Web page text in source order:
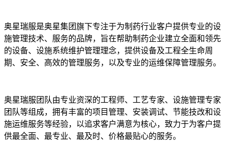
奥星瑞服是奥星集团旗下专注于为制药行业客户提供专业的设
施管理技术、服务的品牌，旨在帮助制药企业建立全面和领先
的设备、设施系统维护管理理念，提供设备及工程全生命周
期、安全、高效的管理服务，以及专业的运维保障管理服务。
奥星瑞服团队由专业资深的工程师、工艺专家、设施管理专家
团队等组成，拥有丰富的项目管理、安装调试、节能技改和设
施运维服务等经验，以追求客户满意为核心，致力于为客户提
供最全面、最专业、最及时、价格最贴心的服务。